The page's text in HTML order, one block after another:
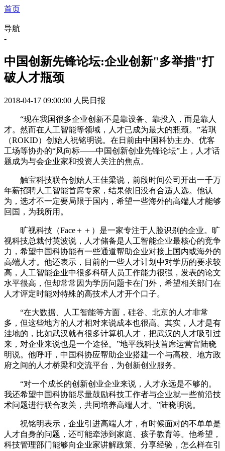
首页
导航
-
中国创新先锋论坛:企业创新"多举措"打
破人才瓶颈
2018-04-17 09:00:00 人民日报
“现在我国很多企业创新不是靠设备、靠投入，而是靠人
才。然而在人工智能等领域，人才已成为最大的瓶颈。”若琪
（ROKID）创始人祝铭明说。在日前由中国科协主办、优客
工场等协办的“风向标——中国创新创业先锋论坛”上，人才话
题成为与会企业家和投资人关注的焦点。
触宝科技联合创始人王佳梁说，前段时间公司开出一千万
年薪招聘人工智能首席专家，结果依旧没有合适人选。他认
为，选才不一定要局限于国内，希望一些海外的高端人才能够
回国，为我所用。
旷视科技（Face＋＋）是一家专注于人脸识别的企业。旷
视科技总裁付英波说，人才储备是人工智能企业最核心的竞争
力，希望中国科协能有一些通道帮助企业对接上国内或海外的
高端人才。他还表示，目前的一些人才计划中对学历的要求较
高，人工智能企业中很多科研人员工作能力很强，发表的论文
水平很高，但却常常因为学历问题卡在门外，希望相关部门在
人才评定时能对特殊的高技术人才开个口子。
“在大数据、人工智能等方面，硅谷、北京的人才非常
多，但这些地方的人才相对来说成本也很高。其实，人才是有
洼地的，比如武汉就有很多计算机人才，把武汉的人才吸引过
来，对企业来说也是一个途径。”地平线科技首席运营官陆晓
明说。他呼吁，中国科协应帮助企业搭建一个与高校、地方政
府之间的人才桥梁和交流平台，为创新创业服务。
“对一个成长的创新创业企业来说，人才永远是不够的。
我还希望中国科协能尽量鼓励科技工作者与企业就一些前沿技
术问题进行联合攻关，共同培养高端人才。”陆晓明说。
祝铭明表示，企业引进高端人才，有时候面对的不单单是
人才自身的问题，还可能牵涉到家庭、孩子教育等。他希望，
科技管理部门能够向企业家讲解政策、分享经验，怎么样在引